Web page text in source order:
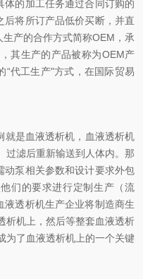
的加工任务通过合同订购的
将所订产品低价买断，并直
产的合作方式简称OEM，承
其生产的产品被称为OEM产
“代工生产"方式，在国际贸易
是血液透析机，血液透析机
过滤后重新输送到人体内。那
动泵相关参数和设计要求外包
们的要求进行定制生产（流
透析机生产企业将制造商生
析机上，然后等整套血液透析
为了血液透析机上的一个关键